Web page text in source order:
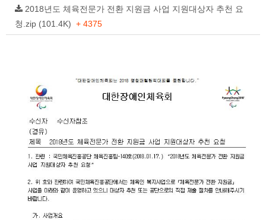
2018년도 체육전문가 전환 지원금 사업 지원대상자 추천 요
청.zip (101.4K) + 4375